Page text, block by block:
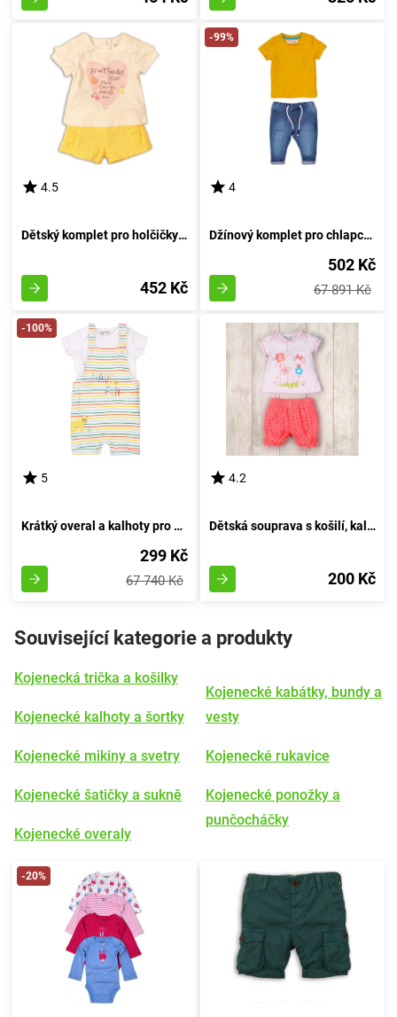
4.5
Dětský komplet pro holčičky - top a šortky, Minoti, Ovoce 3, dívka - 86/92 | 18-24 měsíců
452 Kč
-99%
4
Džínový komplet pro chlapce - triko a džíny, Minoti, Planet 4, žluté - velikost 92/98 | pro věk 2/3 let
502 Kč
67 891 Kč
-100%
5
Krátký overal a kalhoty pro miminka, Minoti, Smiling 7, bílá - velikost 74/80 | věk 9-12 měsíců
299 Kč
67 740 Kč
4.2
Dětská souprava s košilí, kalhotami, značky Minoti, NÁDHERNÁ 1, holčička - velikost 86/92 | 18-24 měsíců
200 Kč
Související kategorie a produkty
Kojenecká trička a košilky
Kojenecké kalhoty a šortky
Kojenecké mikiny a svetry
Kojenecké šatičky a sukně
Kojenecké overaly
Kojenecké kabátky, bundy a
vesty
Kojenecké rukavice
Kojenecké ponožky a
punčocháčky
-20%